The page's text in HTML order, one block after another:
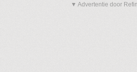
▼ Advertentie door